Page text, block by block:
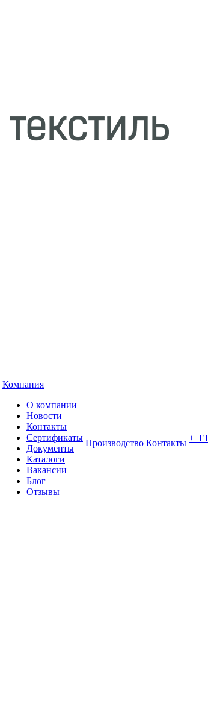
Компания
О компании
Новости
Контакты
Сертификаты
Документы
Каталоги
Вакансии
Блог
Отзывы
Производство Контакты +